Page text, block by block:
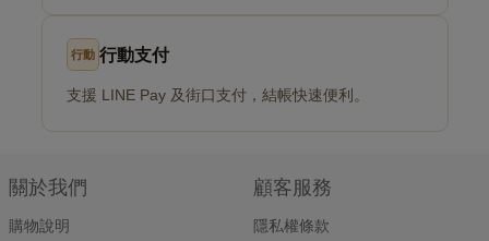
行動 行動支付
支援 LINE Pay 及街口支付，結帳快速便利。
關於我們
購物說明
顧客服務
隱私權條款